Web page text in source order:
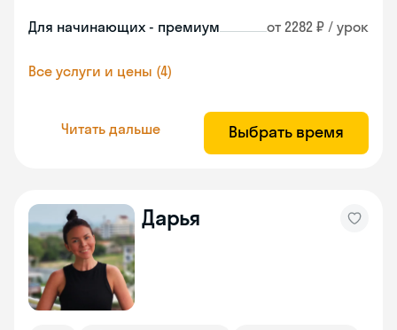
Для начинающих - премиум от 2282 ₽ / урок
Все услуги и цены (4)
Читать дальше Выбрать время
Дарья